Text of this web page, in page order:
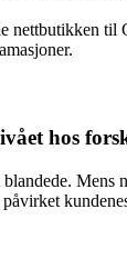
hos
Mens